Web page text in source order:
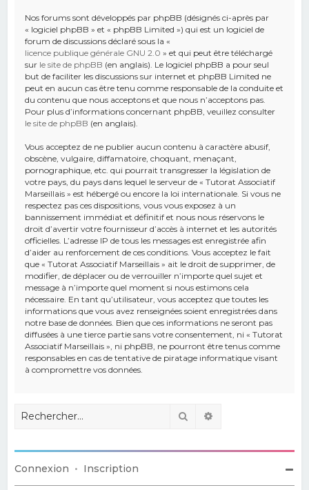
Nos forums sont développés par phpBB (désignés ci-après par
« logiciel phpBB » et « phpBB Limited ») qui est un logiciel de
forum de discussions déclaré sous la «
licence publique générale GNU 2.0 » et qui peut être téléchargé
sur le site de phpBB (en anglais). Le logiciel phpBB a pour seul
but de faciliter les discussions sur internet et phpBB Limited ne
peut en aucun cas être tenu comme responsable de la conduite et
du contenu que nous acceptons et que nous n’acceptons pas.
Pour plus d’informations concernant phpBB, veuillez consulter
le site de phpBB (en anglais).
Vous acceptez de ne publier aucun contenu à caractère abusif,
obscène, vulgaire, diffamatoire, choquant, menaçant,
pornographique, etc. qui pourrait transgresser la législation de
votre pays, du pays dans lequel le serveur de « Tutorat Associatif
Marseillais » est hébergé ou encore la loi internationale. Si vous ne
respectez pas ces dispositions, vous vous exposez à un
bannissement immédiat et définitif et nous nous réservons le
droit d’avertir votre fournisseur d’accès à internet et les autorités
officielles. L’adresse IP de tous les messages est enregistrée afin
d’aider au renforcement de ces conditions. Vous acceptez le fait
que « Tutorat Associatif Marseillais » ait le droit de supprimer, de
modifier, de déplacer ou de verrouiller n’importe quel sujet et
message à n’importe quel moment si nous estimons cela
nécessaire. En tant qu’utilisateur, vous acceptez que toutes les
informations que vous avez renseignées soient enregistrées dans
notre base de données. Bien que ces informations ne seront pas
diffusées à une tierce partie sans votre consentement, ni « Tutorat
Associatif Marseillais », ni phpBB, ne pourront être tenus comme
responsables en cas de tentative de piratage informatique visant
à compromettre vos données.
Rechercher
Connexion • Inscription